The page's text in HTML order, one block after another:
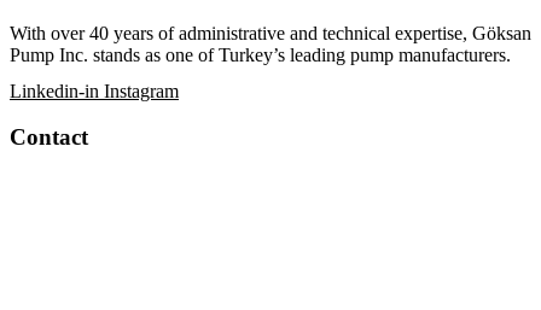
With over 40 years of administrative and technical expertise, Göksan
Pump Inc. stands as one of Turkey’s leading pump manufacturers.
Linkedin-in Instagram
Contact